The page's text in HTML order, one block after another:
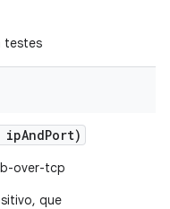
testes
ipAndPort)
over-tcp
que